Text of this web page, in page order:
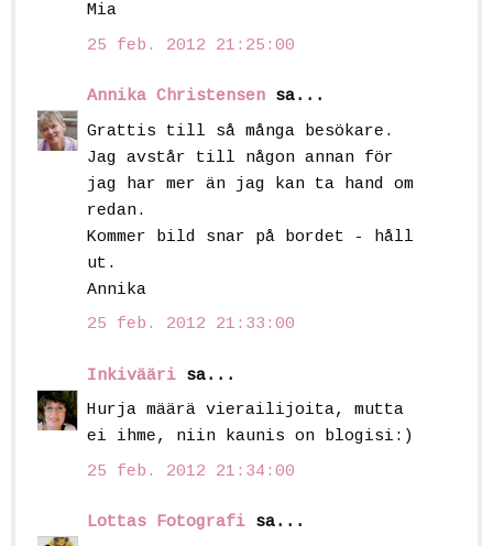
Mia
25 feb. 2012 21:25:00
Annika Christensen sa...
Grattis till så många besökare.
Jag avstår till någon annan för
jag har mer än jag kan ta hand om
redan.
Kommer bild snar på bordet - håll
ut.
Annika
25 feb. 2012 21:33:00
Inkivääri sa...
Hurja määrä vierailijoita, mutta
ei ihme, niin kaunis on blogisi:)
25 feb. 2012 21:34:00
Lottas Fotografi sa...